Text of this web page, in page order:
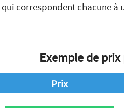
qui correspondent chacune à
Exemple de
Prix